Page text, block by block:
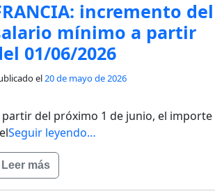
incremento del
mínimo a partir
01/06/2026
el20 de mayo de 2026
partir del próximo 1 de junio, el importe
Seguir leyendo…
Leer más